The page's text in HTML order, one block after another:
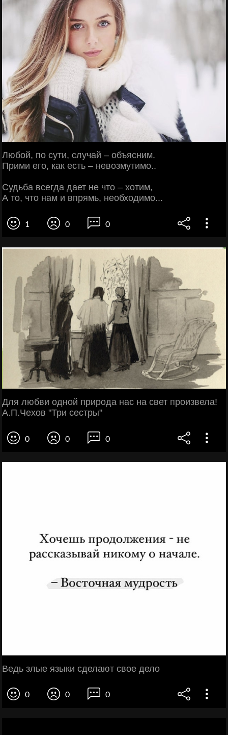
Любой, по сути, случай – объясним.
Прими его, как есть – невозмутимо..
Судьба всегда дает не что – хотим,
А то, что нам и впрямь, необходимо...
1 0 0
Для любви одной природа нас на свет произвела!
А.П.Чехов "Три сестры"
0 0 0
Ведь злые языки сделают свое дело
0 0 0